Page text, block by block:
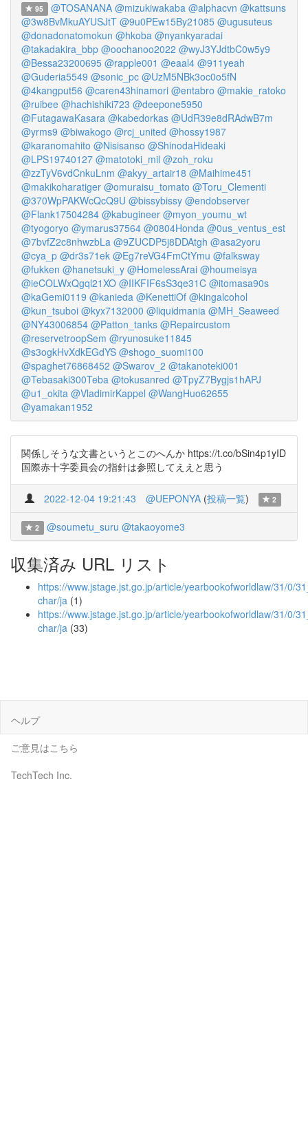
95 @TOSANANA @mizukiwakaba @alphacvn @kattsuns
@3w8BvMkuAYUSJtT @9u0PEw15By21085 @ugusuteus
@donadonatomokun @hkoba @nyankyaradai
@takadakira_bbp @oochanoo2022 @wyJ3YJdtbC0w5y9
@Bessa23200695 @rapple001 @eaal4 @911yeah
@Guderia5549 @sonic_pc @UzM5NBk3oc0o5fN
@4kangput56 @caren43hinamori @entabro @makie_ratoko
@ruibee @hachishiki723 @deepone5950
@FutagawaKasara @kabedorkas @UdR39e8dRAdwB7m
@yrms9 @biwakogo @rcj_united @hossy1987
@karanomahito @Nisisanso @ShinodaHideaki
@LPS19740127 @matotoki_mil @zoh_roku
@zzTyV6vdCnkuLnm @akyy_artair18 @Maihime451
@makikoharatiger @omuraisu_tomato @Toru_Clementi
@370WpPAKWcQcQ9U @bissybissy @endobserver
@Flank17504284 @kabugineer @myon_youmu_wt
@tyogoryo @ymarus37564 @0804Honda @0us_ventus_est
@7bvfZ2c8nhwzbLa @9ZUCDP5j8DDAtgh @asa2yoru
@cya_p @dr3s71ek @Eg7reVG4FmCtYmu @falksway
@fukken @hanetsuki_y @HomelessArai @houmeisya
@ieCOLWxQgql21XO @IIKFIF6sS3qe31C @itomasa90s
@kaGemi0119 @kanieda @KenettiOf @kingalcohol
@kun_tsuboi @kyx7132000 @liquidmania @MH_Seaweed
@NY43006854 @Patton_tanks @Repaircustom
@reservetroopSem @ryunosuke11845
@s3ogkHvXdkEGdYS @shogo_suomi100
@spaghet76868452 @Swarov_2 @takanoteki001
@Tebasaki300Teba @tokusanred @TpyZ7Bygjs1hAPJ
@u1_okita @VladimirKappel @WangHuo62655
@yamakan1952
関係しそうな文書というとこのへんか https://t.co/bSin4p1yID
国際赤十字委員会の指針は参照してええと思う
2022-12-04 19:21:43 @UEPONYA (投稿一覧) 2
2 @soumetu_suru @takaoyome3
収集済み URL リスト
https://www.jstage.jst.go.jp/article/yearbookofworldlaw/31/0/
char/ja (1)
https://www.jstage.jst.go.jp/article/yearbookofworldlaw/31/0/
char/ja (33)
ヘルプ
ご意見はこちら
TechTech Inc.